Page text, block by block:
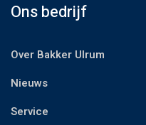
Ons bedrijf
Over Bakker Ulrum
Nieuws
Service